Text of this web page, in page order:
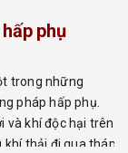
phụ
trong những
pháp hấp phụ.
khí độc hại trên
thải đi qua tháp